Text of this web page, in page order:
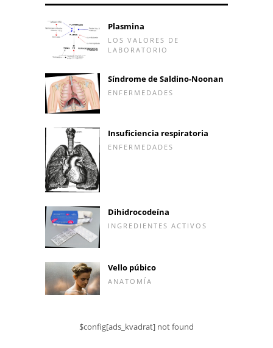
Plasmina
LOS VALORES DE
LABORATORIO
Síndrome de Saldino-Noonan
ENFERMEDADES
Insuficiencia respiratoria
ENFERMEDADES
Dihidrocodeína
INGREDIENTES ACTIVOS
Vello púbico
ANATOMÍA
$config[ads_kvadrat] not found